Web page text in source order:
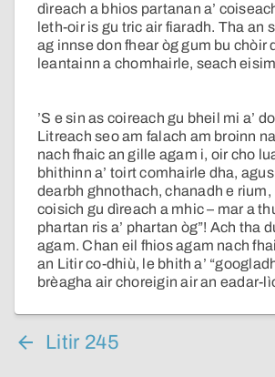
dìreach a bhios partanan a’
leth-oir is gu tric air fiaradh. Tha an
ag innse don fhear òg gum bu chòir
leantainn a chomhairle, seach
’S e sin as coireach gu bheil mi a’
Litreach seo am falach am broinn
nach fhaic an gille agam i, oir cho
bhithinn a’ toirt comhairle dha,
dearbh ghnothach, chanadh e rium,
coisich gu dìreach a mhic – mar a
phartan ris a’ phartan òg”! Ach tha
agam. Chan eil fhios agam nach
an Litir co-dhiù, le bhith a’
brèagha air choreigin air an eadar-
Litir 245